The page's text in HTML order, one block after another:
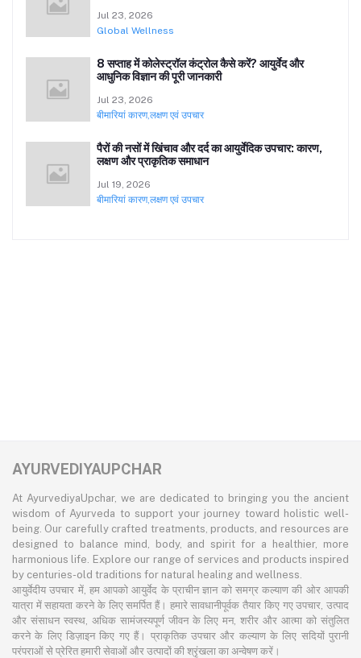
Jul 23, 2026
Global Wellness
8 सप्ताह में कोलेस्ट्रॉल कंट्रोल कैसे करें? आयुर्वेद और
आधुनिक विज्ञान की पूरी जानकारी
Jul 23, 2026
बीमारियां कारण,लक्षण एवं उपचार
पैरों की नसों में खिंचाव और दर्द का आयुर्वेदिक उपचार: कारण,
लक्षण और प्राकृतिक समाधान
Jul 19, 2026
बीमारियां कारण,लक्षण एवं उपचार
AYURVEDIYAUPCHAR
At AyurvediyaUpchar, we are dedicated to bringing you the ancient
wisdom of Ayurveda to support your journey toward holistic well-
being. Our carefully crafted treatments, products, and resources are
designed to balance mind, body, and spirit for a healthier, more
harmonious life. Explore our range of services and products inspired
by centuries-old traditions for natural healing and wellness.
आयुर्वेदीय उपचार में, हम आपको आयुर्वेद के प्राचीन ज्ञान को समग्र कल्याण की ओर आपकी
यात्रा में सहायता करने के लिए समर्पित हैं। हमारे सावधानीपूर्वक तैयार किए गए उपचार, उत्पाद
और संसाधन स्वस्थ, अधिक सामंजस्यपूर्ण जीवन के लिए मन, शरीर और आत्मा को संतुलित
करने के लिए डिज़ाइन किए गए हैं। प्राकृतिक उपचार और कल्याण के लिए सदियों पुरानी
परंपराओं से प्रेरित हमारी सेवाओं और उत्पादों की श्रृंखला का अन्वेषण करें।